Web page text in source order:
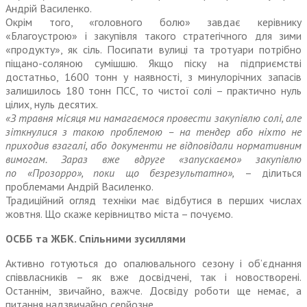
Андрій Василенко.
Окрім того, «головного болю» завдає керівнику
«Благоустрою» і закупівля такого стратегічного для зими
«продукту», як сіль. Посипати вулиці та тротуари потрібно
піщано-соляною сумішшю. Якщо піску на підприємстві
достатньо, 1600 тонн у наявності, з минулорічних запасів
залишилось 180 тонн ПСС, то чистої солі – практично нуль
цілих, нуль десятих.
«З травня місяця ми намагаємося провести закупівлю солі, але
зіткнулися з такою проблемою – на тендер або ніхто не
приходив взагалі, або документи не відповідали нормативним
вимогам. Зараз вже вдруге «запускаємо» закупівлю
по «Прозорро», поки що безрезультатно», – ділиться
проблемами Андрій Василенко.
Традиційний огляд техніки має відбутися в перших числах
жовтня. Що скаже керівництво міста – почуємо.
ОСББ та ЖБК. Спільними зусиллями
Активно готуються до опалювального сезону і об’єднання
співвласників – як вже досвідчені, так і новостворені.
Останнім, звичайно, важче. Досвіду роботи ще немає, а